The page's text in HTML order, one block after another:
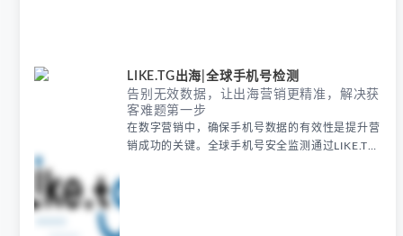
LIKE.TG出海|全球手机号检测
告别无效数据，让出海营销更精准，解决获
客难题第一步
在数字营销中，确保手机号数据的有效性是提升营
销成功的关键。全球手机号安全监测通过LIKE.TG